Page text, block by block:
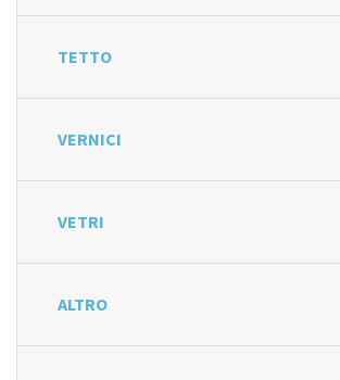
TETTO
VERNICI
VETRI
ALTRO